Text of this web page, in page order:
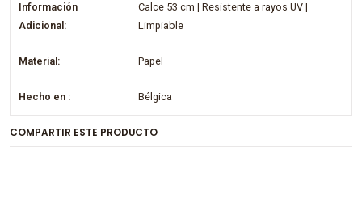
Información
Adicional:
Calce 53 cm | Resistente a rayos UV |
Limpiable
Material: Papel
Hecho en : Bélgica
COMPARTIR ESTE PRODUCTO